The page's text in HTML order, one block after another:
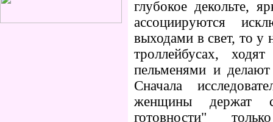
глубокое декольте,
ассоциируются
выходами в свет, то у
троллейбусах,
пельменями и
Сначала
женщины держат
готовности"